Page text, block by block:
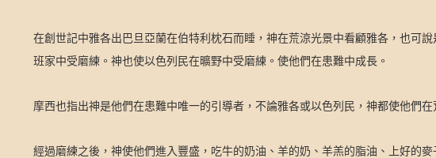
在創世記中雅各出巴旦亞蘭在伯特利枕石而睡，神在荒涼光景中看顧雅各，也可
班家中受磨練。神也使以色列民在曠野中受磨練。使他們在患難中成長。
摩西也指出神是他們在患難中唯一的引導者，不論雅各或以色列民，神都使他們
經過磨練之後，神使他們進入豐盛，吃牛的奶油、羊的奶、羊羔的脂油、上好的麥